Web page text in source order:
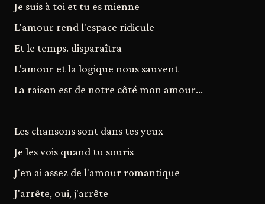
Je suis à toi et tu es mienne
L'amour rend l'espace ridicule
Et le temps. disparaîtra
L'amour et la logique nous sauvent
La raison est de notre côté mon amour...
Les chansons sont dans tes yeux
Je les vois quand tu souris
J'en ai assez de l'amour romantique
J'arrête, oui, j'arrête